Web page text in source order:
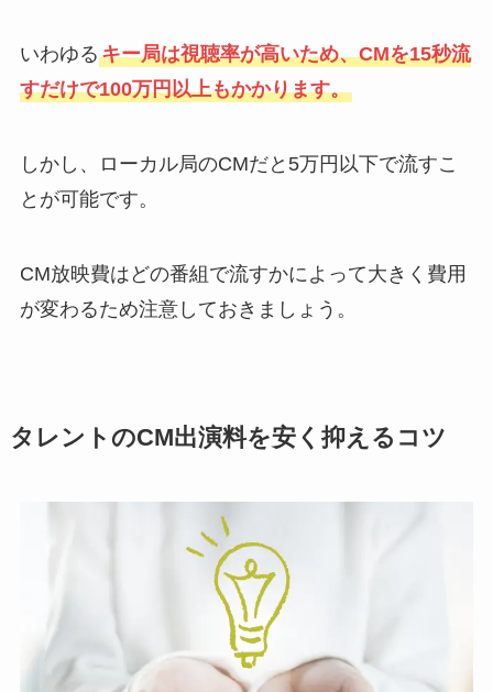
いわゆるキー局は視聴率が高いため、CMを15秒流
すだけで100万円以上もかかります。
しかし、ローカル局のCMだと5万円以下で流すこ
とが可能です。
CM放映費はどの番組で流すかによって大きく費用
が変わるため注意しておきましょう。
タレントのCM出演料を安く抑えるコツ